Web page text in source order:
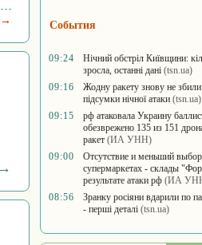
→ События
09:24
Нічний обстріл Київщини:
зросла, останні дані (tsn.ua)
09:16
Жодну ракету знову не
підсумки нічної атаки (tsn.ua)
09:15
рф атаковала Украину
обезврежено 135 из 151
ракет (ИА УНН)
09:00
Отсутствие и меньший
супермаркетах - склады
результате атаки рф (ИА
08:56
Зранку росіяни вдарили по
- перші деталі (tsn.ua)